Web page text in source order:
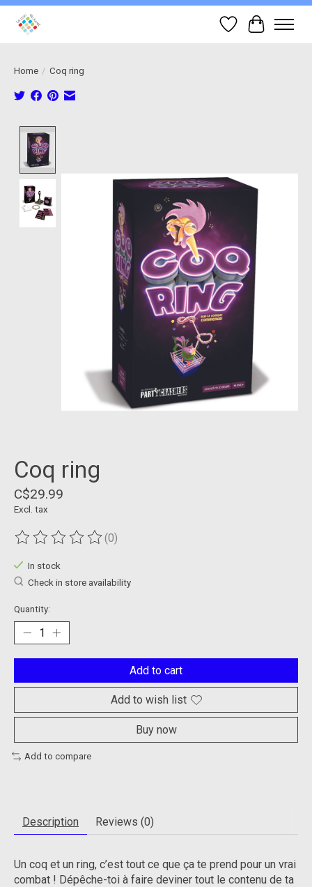
Wish List
Cart
Home / Coq ring
Coq ring
C$29.99
Excl. tax
The rating of this product is
(0)
In stock
Check in store availability
Quantity:
Add to cart
Add to wish list
Buy now
Add to compare
Description Reviews (0)
Un coq et un ring, c’est tout ce que ça te prend pour un vrai
combat ! Dépêche-toi à faire deviner tout le contenu de ta